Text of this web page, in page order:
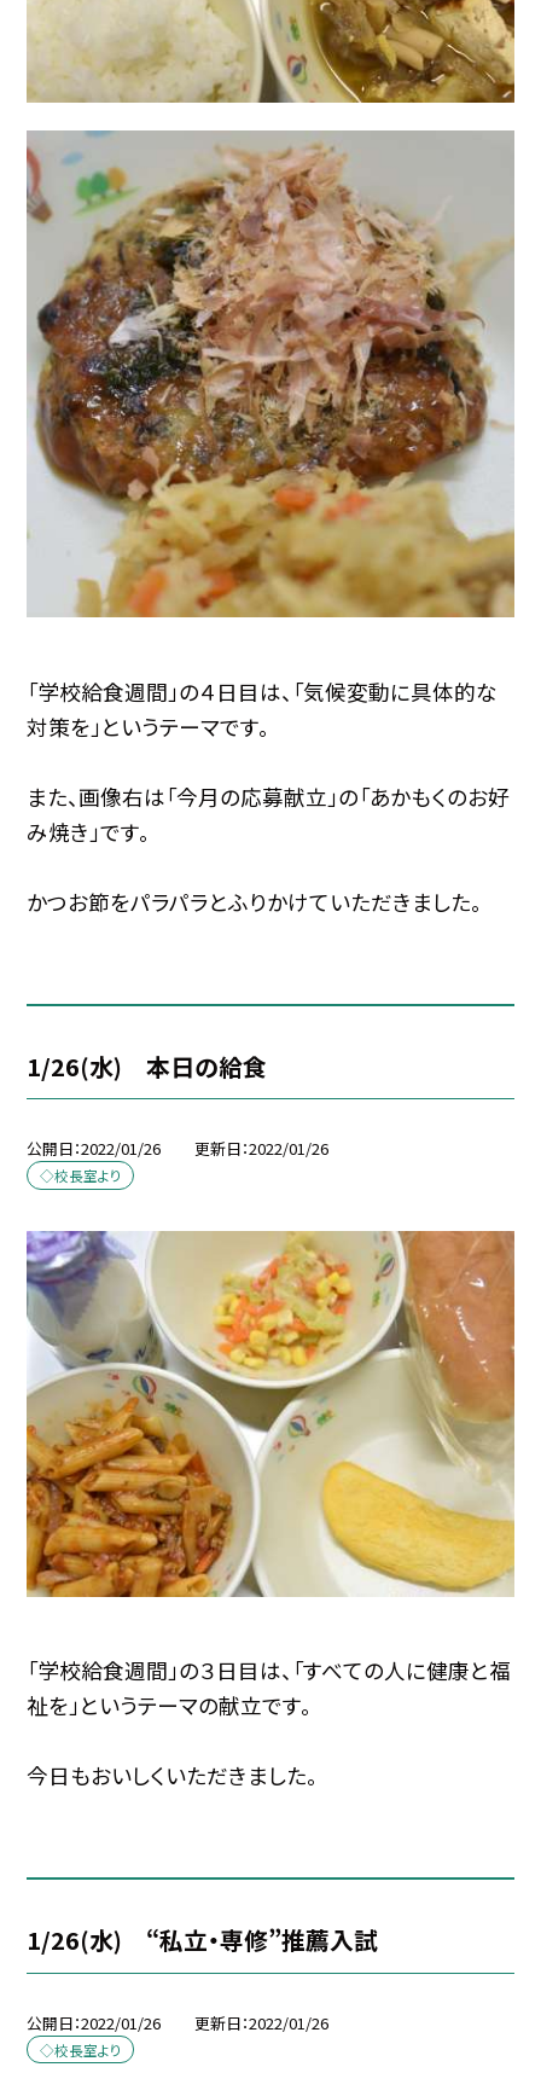
「学校給食週間」の４日目は、「気候変動に具体的な
対策を」というテーマです。
また、画像右は「今月の応募献立」の「あかもくのお好
み焼き」です。
かつお節をパラパラとふりかけていただきました。
1/26(水) 本日の給食
公開日 2022/01/26 更新日 2022/01/26
◇校長室より
「学校給食週間」の３日目は、「すべての人に健康と福
祉を」というテーマの献立です。
今日もおいしくいただきました。
1/26(水) “私立・専修”推薦入試
公開日 2022/01/26 更新日 2022/01/26
◇校長室より